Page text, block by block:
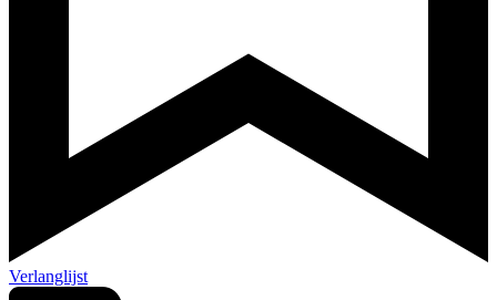
Verlanglijst